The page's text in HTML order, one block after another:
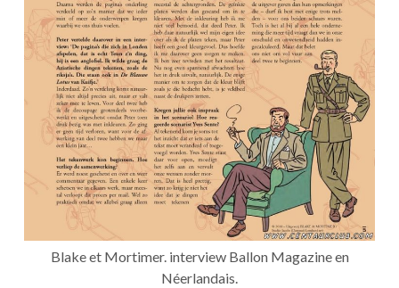
Blake et Mortimer. interview Ballon Magazine en
Néerlandais.